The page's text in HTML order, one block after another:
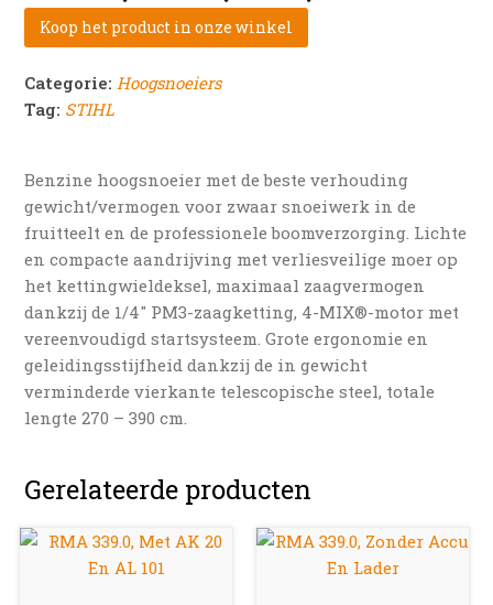
Koop het product in onze winkel
Categorie: Hoogsnoeiers
Tag: STIHL
Benzine hoogsnoeier met de beste verhouding
gewicht/vermogen voor zwaar snoeiwerk in de
fruitteelt en de professionele boomverzorging. Lichte
en compacte aandrijving met verliesveilige moer op
het kettingwieldeksel, maximaal zaagvermogen
dankzij de 1/4″ PM3-zaagketting, 4-MIX®-motor met
vereenvoudigd startsysteem. Grote ergonomie en
geleidingsstijfheid dankzij de in gewicht
verminderde vierkante telescopische steel, totale
lengte 270 – 390 cm.
Gerelateerde producten